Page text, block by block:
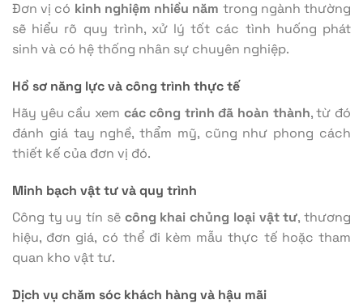
Đơn vị có kinh nghiệm nhiều năm trong ngành thường
sẽ hiểu rõ quy trình, xử lý tốt các tình huống phát
sinh và có hệ thống nhân sự chuyên nghiệp.
Hồ sơ năng lực và công trình thực tế
Hãy yêu cầu xem các công trình đã hoàn thành, từ đó
đánh giá tay nghề, thẩm mỹ, cũng như phong cách
thiết kế của đơn vị đó.
Minh bạch vật tư và quy trình
Công ty uy tín sẽ công khai chủng loại vật tư, thương
hiệu, đơn giá, có thể đi kèm mẫu thực tế hoặc tham
quan kho vật tư.
Dịch vụ chăm sóc khách hàng và hậu mãi